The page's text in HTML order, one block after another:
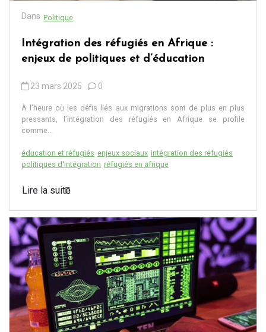
Dans Politique
Intégration des réfugiés en Afrique :
enjeux de politiques et d’éducation
23 mars 2025 0
À l’heure où les défis liés aux migrations sont de plus en plus
pressants, l’intégration des réfugiés en Afrique se profile
comme...
éducation et réfugiés enjeux sociaux intégration des réfugiés
politiques d'intégration réfugiés en afrique
Lire la suite